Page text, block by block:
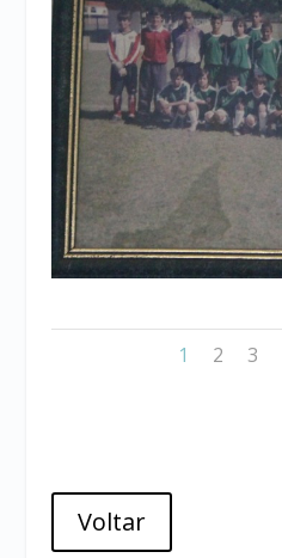
1 2 3
Voltar